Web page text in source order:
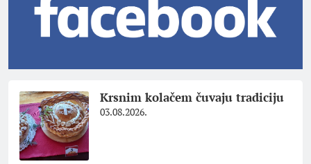
Krsnim kolačem čuvaju tradiciju
03.08.2026.